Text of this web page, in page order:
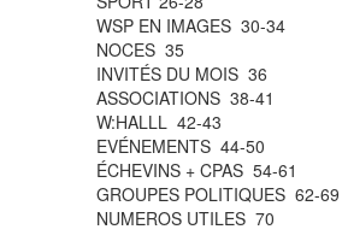
WSP EN IMAGES 30-34
NOCES 35
INVITÉS DU MOIS 36
ASSOCIATIONS 38-41
W:HALLL 42-43
EVÉNEMENTS 44-50
ÉCHEVINS + CPAS 54-61
GROUPES POLITIQUES 62-69
NUMEROS UTILES 70